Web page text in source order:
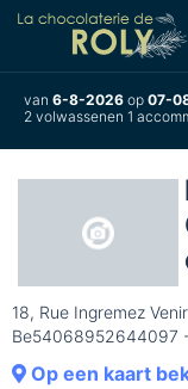
van 6-8-2026 op 07-
2 volwassenen 1
18, Rue Ingremez
Be54068952644097
Op een kaart